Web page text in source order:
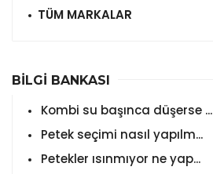
TÜM MARKALAR
BİLGİ BANKASI
Kombi su başınca düşerse ...
Petek seçimi nasıl yapılm...
Petekler ısınmıyor ne yap...